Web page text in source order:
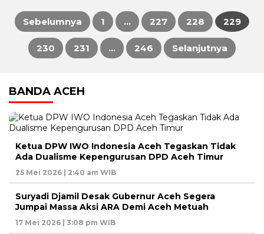
Paginasi
Sebelumnya 1 … 227 228 229
230 231 … 246 Selanjutnya
BANDA ACEH
Ketua DPW IWO Indonesia Aceh Tegaskan Tidak
Ada Dualisme Kepengurusan DPD Aceh Timur
25 Mei 2026 | 2:40 am WIB
Suryadi Djamil Desak Gubernur Aceh Segera
Jumpai Massa Aksi ARA Demi Aceh Metuah
17 Mei 2026 | 3:08 pm WIB